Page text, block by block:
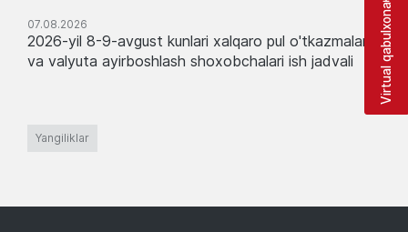
07.08.2026
2026-yil 8-9-avgust kunlari xalqaro pul o'tkazmalari
va valyuta ayirboshlash shoxobchalari ish jadvali
Yangiliklar
Virtual qabulxona